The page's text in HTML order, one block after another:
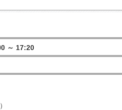
～ 17:20